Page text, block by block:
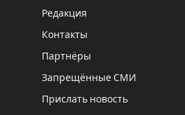
Редакция
Контакты
Партнёры
Запрещённые СМИ
Прислать новость